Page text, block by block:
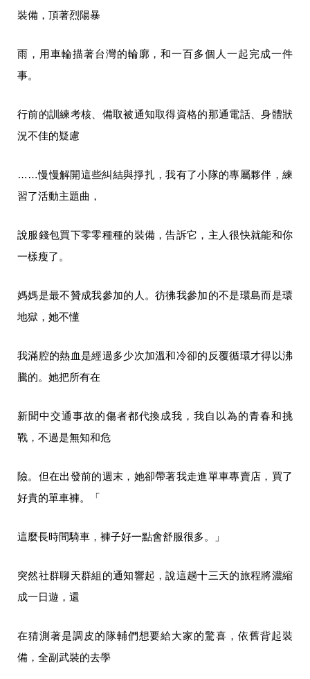
裝備，頂著烈陽暴
雨，用車輪描著台灣的輪廓，和一百多個人一起完成一件
事。
行前的訓練考核、備取被通知取得資格的那通電話、身體狀
況不佳的疑慮
……慢慢解開這些糾結與掙扎，我有了小隊的專屬夥伴，練
習了活動主題曲，
說服錢包買下零零種種的裝備，告訴它，主人很快就能和你
一樣瘦了。
媽媽是最不贊成我參加的人。彷彿我參加的不是環島而是環
地獄，她不懂
我滿腔的熱血是經過多少次加溫和冷卻的反覆循環才得以沸
騰的。她把所有在
新聞中交通事故的傷者都代換成我，我自以為的青春和挑
戰，不過是無知和危
險。但在出發前的週末，她卻帶著我走進單車專賣店，買了
好貴的單車褲。「
這麼長時間騎車，褲子好一點會舒服很多。」
突然社群聊天群組的通知響起，說這趟十三天的旅程將濃縮
成一日遊，還
在猜測著是調皮的隊輔們想要給大家的驚喜，依舊背起裝
備，全副武裝的去學